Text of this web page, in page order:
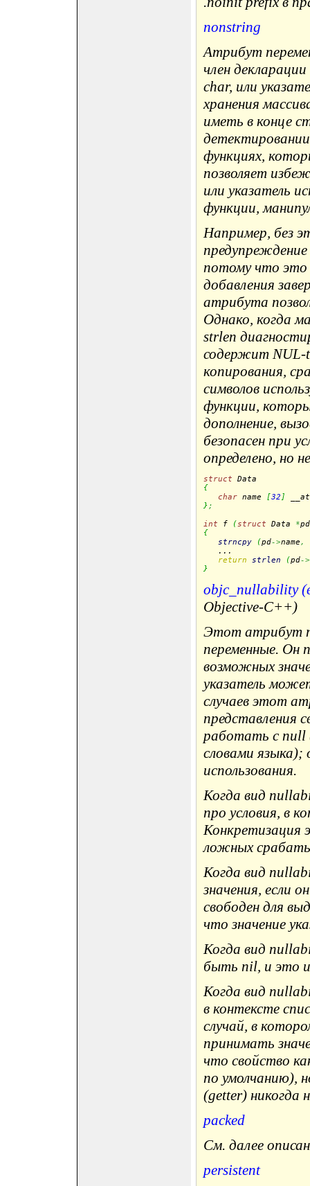
nonstring
Атрибут
член
char, или
хранения
иметь в конце
функциях,
позволяет
или указатель
функции,
Например, без
потому что это
добавления
атрибута
Однако, когда
strlen
содержит NUL-
копирования,
символов
функции,
дополнение,
безопасен при
определено, но
struct Data
{
char name [32 ]
};
int f (struct Data *pd
{
strncpy
(pd->name,
   ...
return
strlen (pd->
}
objc_nullability
Objective-C++)
Этот атрибут
переменные. Он
возможных
указатель
случаев этот
представления
работать с null
словами языка);
использования.
Когда вид
про условия, в
Конкретизация
ложных
Когда вид
значения, если
свободен для
что значение
Когда вид
быть nil, и это
Когда вид
в контексте
случай, в
принимать
что свойство
по умолчанию),
(getter) никогда
packed
См. далее
persistent